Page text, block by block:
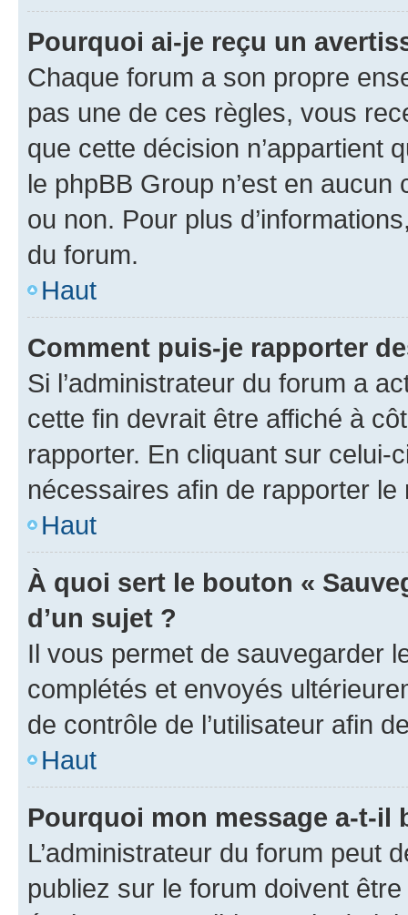
Pourquoi ai-je reçu un
Chaque forum a son propre
pas une de ces règles, vous
que cette décision n’appartient
le phpBB Group n’est en
ou non. Pour plus
du forum.
Haut
Comment puis-je rapporter
Si l’administrateur du forum a
cette fin devrait être affiché à
rapporter. En cliquant sur
nécessaires afin de rapporter le
Haut
À quoi sert le bouton «
d’un sujet ?
Il vous permet de sauvegarder
complétés et envoyés
de contrôle de l’utilisateur afin
Haut
Pourquoi mon message a-t-il
L’administrateur du forum peut
publiez sur le forum doivent